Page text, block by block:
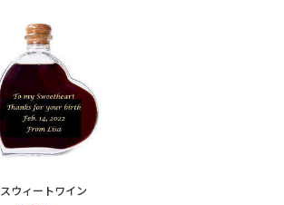
スウィートワイン